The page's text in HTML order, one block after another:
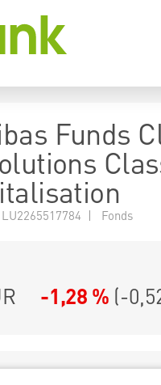
Funds
| Fonds
-1,28 % (-